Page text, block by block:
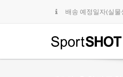
배송 예정일자(실물